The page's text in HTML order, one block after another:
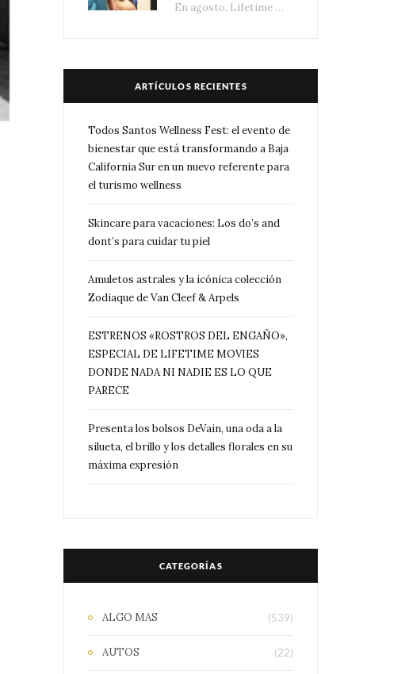
En agosto, Lifetime presenta estrenos exclusivos con historias donde las apariencias esconden los secretos más…
ARTÍCULOS RECIENTES
Todos Santos Wellness Fest: el evento de
bienestar que está transformando a Baja
California Sur en un nuevo referente para
el turismo wellness
Skincare para vacaciones: Los do’s and
dont’s para cuidar tu piel
Amuletos astrales y la icónica colección
Zodiaque de Van Cleef & Arpels
ESTRENOS «ROSTROS DEL ENGAÑO»,
ESPECIAL DE LIFETIME MOVIES
DONDE NADA NI NADIE ES LO QUE
PARECE
Presenta los bolsos DeVain, una oda a la
silueta, el brillo y los detalles florales en su
máxima expresión
CATEGORÍAS
ALGO MAS (539)
AUTOS (22)